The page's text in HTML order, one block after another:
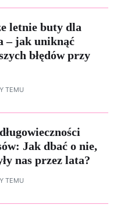
letnie buty dla
– jak uniknąć
błędów przy
TEMU
Jak dbać o nie,
nas przez lata?
TEMU